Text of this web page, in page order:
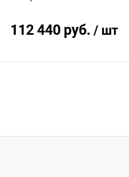
112 440 руб. / шт
Купить в 1 клик